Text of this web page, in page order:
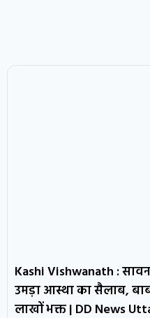
Kashi Vishwanath :
उमड़ा आस्था का सैलाब,
लाखों भक्त | DD News